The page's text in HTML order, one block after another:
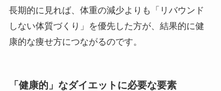
長期的に見れば、体重の減少よりも「リバウンド
しない体質づくり」を優先した方が、結果的に健
康的な痩せ方につながるのです。
「健康的」なダイエットに必要な要素